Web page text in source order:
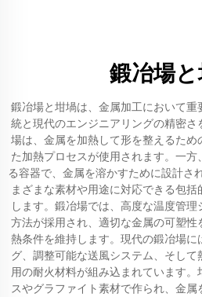
鍛冶場
鍛冶場と坩堝は、金属加工において
統と現代のエンジニアリングの精密
場は、金属を加熱して形を整えるた
た加熱プロセスが使用されます。一
る容器で、金属を溶かすために設計さ
まざまな素材や用途に対応できる包
します。鍛冶場では、高度な温度管
方法が採用され、適切な金属の可塑
熱条件を維持します。現代の鍛冶場
グ、調整可能な送風システム、そし
用の耐火材料が組み込まれています
スやグラファイト素材で作られ、金